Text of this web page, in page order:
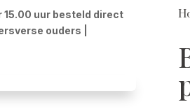
uur besteld direct
ouders |